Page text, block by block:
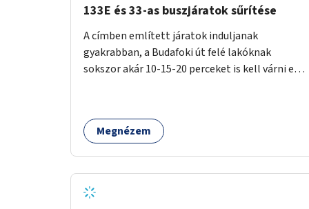
133E és 33-as buszjáratok sűrítése
A címben említett járatok induljanak
gyakrabban, a Budafoki út felé lakóknak
sokszor akár 10-15-20 perceket is kell várni egy
Megnézem